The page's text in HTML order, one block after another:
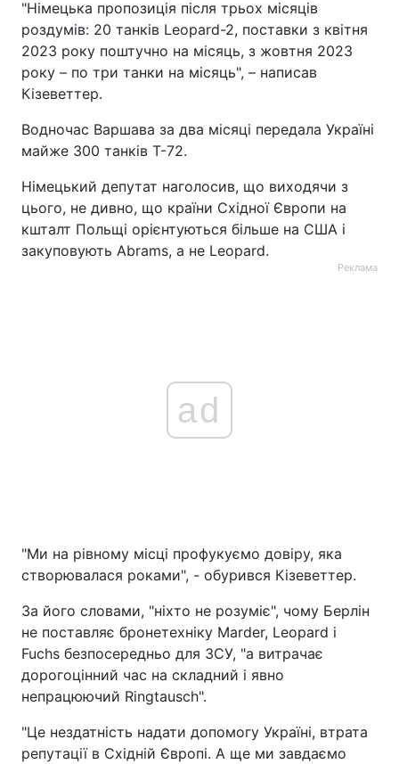
"Німецька пропозиція після трьох місяців
роздумів: 20 танків Leopard-2, поставки з квітня
2023 року поштучно на місяць, з жовтня 2023
року – по три танки на місяць", – написав
Кізеветтер.
Водночас Варшава за два місяці передала Україні
майже 300 танків Т-72.
Німецький депутат наголосив, що виходячи з
цього, не дивно, що країни Східної Європи на
кшталт Польщі орієнтуються більше на США і
закуповують Abrams, а не Leopard.
Реклама
ad
"Ми на рівному місці профукуємо довіру, яка
створювалася роками", - обурився Кізеветтер.
За його словами, "ніхто не розуміє", чому Берлін
не поставляє бронетехніку Marder, Leopard і
Fuchs безпосередньо для ЗСУ, "а витрачає
дорогоцінний час на складний і явно
непрацюючий Ringtausch".
"Це нездатність надати допомогу Україні, втрата
репутації в Східній Європі. А ще ми завдаємо